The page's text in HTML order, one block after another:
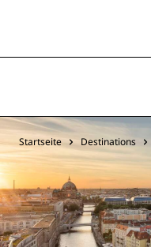
Startseite Destinations